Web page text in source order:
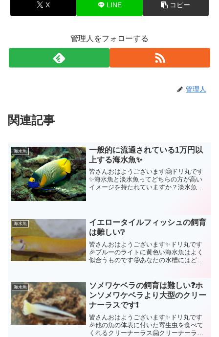
X LINE コピー
管理人をフォローする
管理人
関連記事
海水魚
一般的に流通されている1万円以
上する海水魚✨
皆さんおはようございます🤗ドリ丸です
✨海水魚と淡水魚ってどちらの方が高い
イメージを持たれていますか？淡水魚の
で販売されるまでのコス...
海水魚
イエロータイルフィッシュの飼育
は難しい❔
皆さんおはようございます✨ドリ丸です
🎉ブルーのライトに黄色い海水魚はよく
似合うものです🤩あなたの水槽にはどん
ヤッコ？ギンガハゼ？コガネキュウセ
ン？そんな中、サンゴアマダ...
海水魚
ソメワケベラの飼育は難しい❓ホ
ンソメワケベラより大型のクリー
ナーラスです❗
皆さんおはようございます✨ドリ丸です
🎉他の魚の体表に付いた寄生虫を食べて
くれるクリーナーラス🤗クリーナーラス